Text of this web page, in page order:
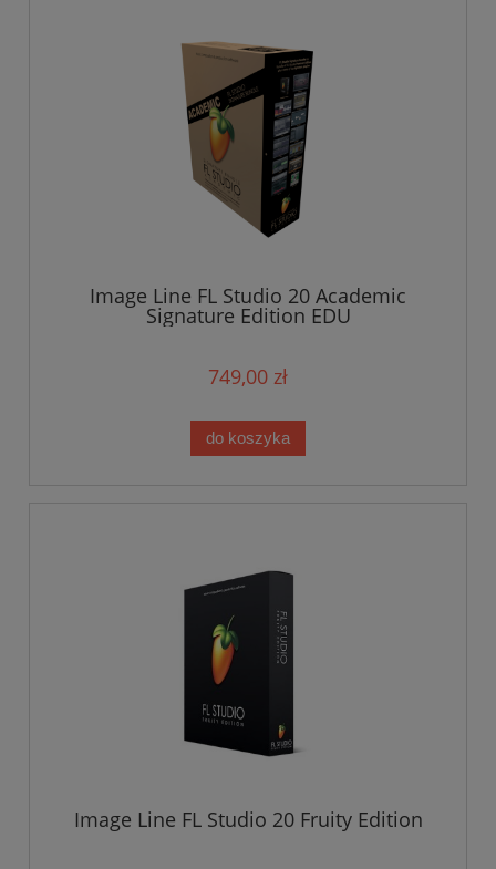
Image Line FL Studio 20 Academic
Signature Edition EDU
749,00 zł
do koszyka
Image Line FL Studio 20 Fruity Edition